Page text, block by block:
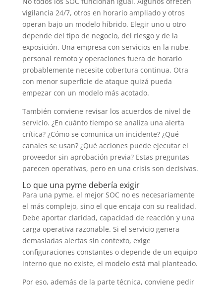
vigilancia 24/7, otros en horario ampliado y otros
operan bajo un modelo híbrido. Elegir uno u otro
depende del tipo de negocio, del riesgo y de la
exposición. Una empresa con servicios en la nube,
personal remoto y operaciones fuera de horario
probablemente necesite cobertura continua. Otra
con menor superficie de ataque quizá pueda
empezar con un modelo más acotado.
También conviene revisar los acuerdos de nivel de
servicio. ¿En cuánto tiempo se analiza una alerta
crítica? ¿Cómo se comunica un incidente? ¿Qué
canales se usan? ¿Qué acciones puede ejecutar el
proveedor sin aprobación previa? Estas preguntas
parecen operativas, pero en una crisis son decisivas.
Lo que una pyme debería exigir
Para una pyme, el mejor SOC no es necesariamente
el más complejo, sino el que encaja con su realidad.
Debe aportar claridad, capacidad de reacción y una
carga operativa razonable. Si el servicio genera
demasiadas alertas sin contexto, exige
configuraciones constantes o depende de un equipo
interno que no existe, el modelo está mal planteado.
Por eso, además de la parte técnica, conviene pedir